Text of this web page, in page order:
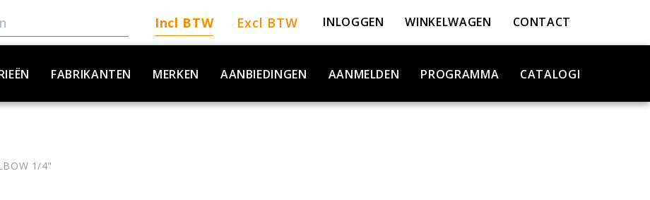
Incl BTW Excl BTW INLOGGEN WINKELWAGEN CONTACT
FABRIKANTEN MERKEN AANBIEDINGEN AANMELDEN PROGRAMMA CATALOGI
1/4"